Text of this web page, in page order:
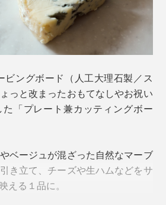
ビングボード（人工大理石製／ス
っと改まったおもてなしやお祝い
「プレート兼カッティングボー
ベージュが混ざった自然なマーブ
き立て、チーズや生ハムなどをサ
える１品に。